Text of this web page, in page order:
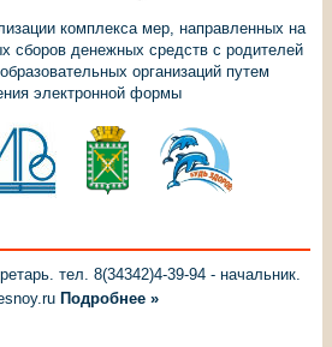
комплекса мер, направленных на
сборов денежных средств с родителей
организаций путем
электронной формы
тел. 8(34342)4-39-94 - начальник.
Подробнее »